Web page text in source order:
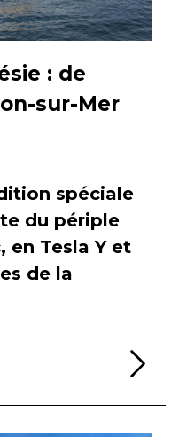
: de
sur-Mer
spéciale
du périple
en Tesla Y et
de la